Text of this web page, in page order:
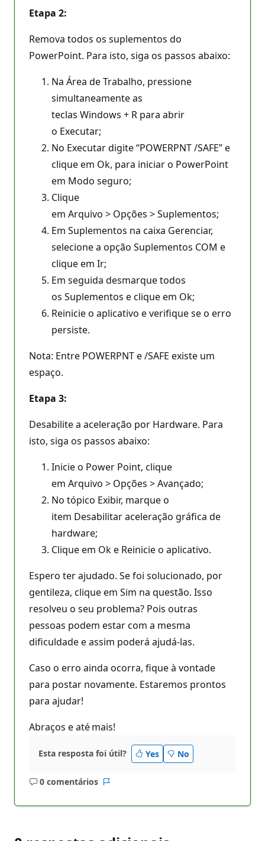
Etapa 2:
Remova todos os suplementos do
PowerPoint. Para isto, siga os passos abaixo:
Na Área de Trabalho, pressione
simultaneamente as
teclas Windows + R para abrir
o Executar;
No Executar digite “POWERPNT /SAFE” e
clique em Ok, para iniciar o PowerPoint
em Modo seguro;
Clique
em Arquivo > Opções > Suplementos;
Em Suplementos na caixa Gerenciar,
selecione a opção Suplementos COM e
clique em Ir;
Em seguida desmarque todos
os Suplementos e clique em Ok;
Reinicie o aplicativo e verifique se o erro
persiste.
Nota: Entre POWERPNT e /SAFE existe um
espaço.
Etapa 3:
Desabilite a aceleração por Hardware. Para
isto, siga os passos abaixo:
Inicie o Power Point, clique
em Arquivo > Opções > Avançado;
No tópico Exibir, marque o
item Desabilitar aceleração gráfica de
hardware;
Clique em Ok e Reinicie o aplicativo.
Espero ter ajudado. Se foi solucionado, por
gentileza, clique em Sim na questão. Isso
resolveu o seu problema? Pois outras
pessoas podem estar com a mesma
dificuldade e assim poderá ajudá-las.
Caso o erro ainda ocorra, fique à vontade
para postar novamente. Estaremos prontos
para ajudar!
Abraços e até mais!
Esta resposta foi útil? Yes No
0 comentários
Sem